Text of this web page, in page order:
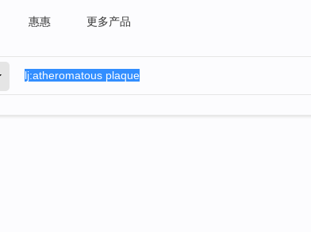
惠惠 更多产品